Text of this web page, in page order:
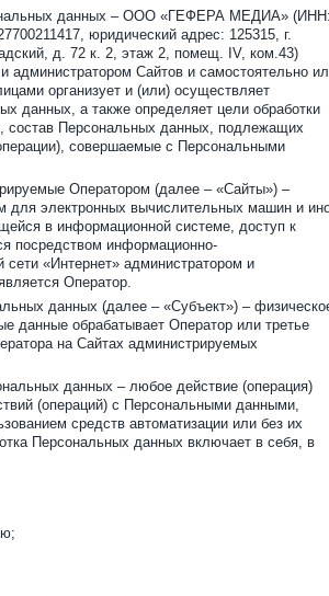
данных – ООО «ГЕФЕРА МЕДИА»
юридический адрес: 125315, г.
д. 72 к. 2, этаж 2, помещ. IV, ком.43)
администратором Сайтов и самостоятельно
организует и (или) осуществляет
данных, а также определяет цели обработки
состав Персональных данных, подлежащих
совершаемые с Персональными
Оператором (далее – «Сайты») –
для электронных вычислительных машин и
в информационной системе, доступ к
посредством информационно-
сети «Интернет» администратором и
Оператор.
данных (далее – «Субъект») –
данные обрабатывает Оператор или третье
на Сайтах администрируемых
данных – любое действие (операция)
(операций) с Персональными данными,
средств автоматизации или без их
Персональных данных включает в себя, в